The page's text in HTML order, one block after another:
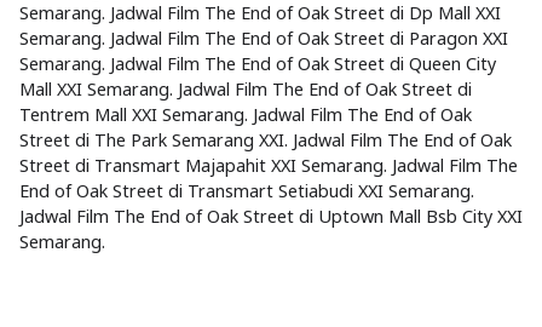
Semarang. Jadwal Film The End of Oak Street di Dp Mall XXI
Semarang. Jadwal Film The End of Oak Street di Paragon XXI
Semarang. Jadwal Film The End of Oak Street di Queen City
Mall XXI Semarang. Jadwal Film The End of Oak Street di
Tentrem Mall XXI Semarang. Jadwal Film The End of Oak
Street di The Park Semarang XXI. Jadwal Film The End of Oak
Street di Transmart Majapahit XXI Semarang. Jadwal Film The
End of Oak Street di Transmart Setiabudi XXI Semarang.
Jadwal Film The End of Oak Street di Uptown Mall Bsb City XXI
Semarang.